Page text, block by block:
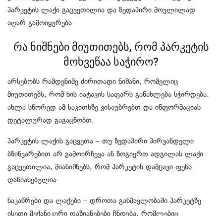
პარკეტის ლაქი გაცვეთილია და ზედაპირი მოვლილად
აღარ გამოიყურება.
რა ნიშნები მიუთითებს, რომ პარკეტის
მოხვეწაა საჭირო?
არსებობს რამდენიმე ძირითადი ნიშანი, რომელიც
მიუთითებს, რომ ხის იატაკის საფარს განახლება სჭირდება.
ახლა სწორედ ამ საკითხზე ვისაუბრებთ და ინფორმაციას
დეტალურად გაგაცნობთ.
პარკეტის ლაქის გაცვეთა – თუ ზედაპირი პირვანდელი
ბზინვარებით არ გამოირჩევა ან ზოგიერთ ადგილას ლაქი
გაცვეთილია, მიანიშნებს, რომ პარკეტის დამცავი ფენა
დაზიანებულია.
ნაკაწრები და ლაქები – დროთა განმავლობაში პარკეტზე
ისეთი მექანიკური დაზიანებები ჩნდება, რომლებიც